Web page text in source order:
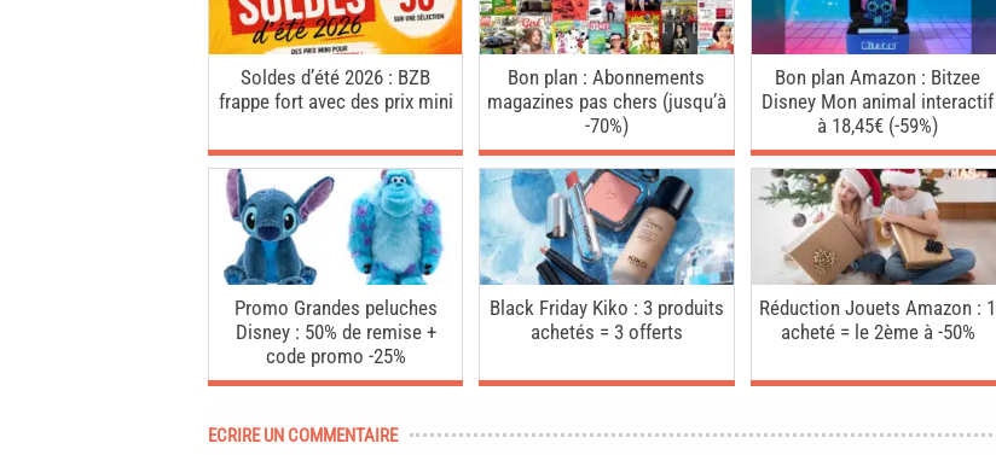
Soldes d’été 2026 : BZB
frappe fort avec des prix mini
Bon plan : Abonnements
magazines pas chers (jusqu’à
-70%)
Bon plan Amazon : Bitzee
Disney Mon animal interactif
à 18,45€ (-59%)
Promo Grandes peluches
Disney : 50% de remise +
code promo -25%
Black Friday Kiko : 3 produits
achetés = 3 offerts
Réduction Jouets Amazon : 1
acheté = le 2ème à -50%
ECRIRE UN COMMENTAIRE